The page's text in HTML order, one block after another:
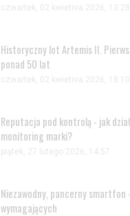
czwartek, 02 kwietnia 2026, 13:28
Historyczny lot Artemis II.
ponad 50 lat
czwartek, 02 kwietnia 2026, 18:10
Reputacja pod kontrolą - jak
monitoring marki?
piątek, 27 lutego 2026, 14:57
Niezawodny, pancerny smartfon
wymagających